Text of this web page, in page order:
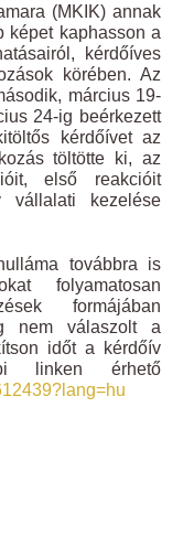
(MKIK) annak
képet kaphasson a
kérdőíves
körében. Az
március 19-
24-ig beérkezett
kérdőívet az
töltötte ki, az
első reakcióit
vállalati kezelése
továbbra is
folyamatosan
formájában
nem válaszolt a
időt a kérdőív
linken érhető